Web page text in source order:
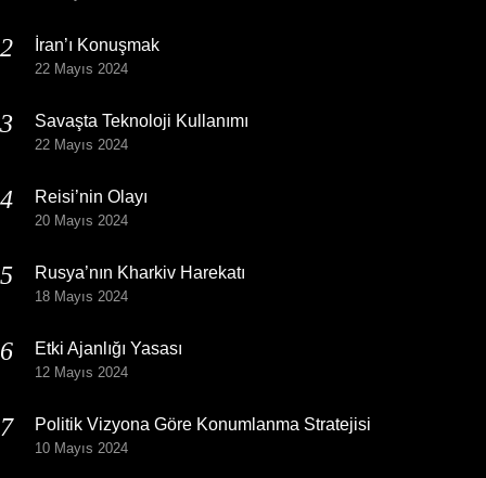
İran’ı Konuşmak
22 Mayıs 2024
Savaşta Teknoloji Kullanımı
22 Mayıs 2024
Reisi’nin Olayı
20 Mayıs 2024
Rusya’nın Kharkiv Harekatı
18 Mayıs 2024
Etki Ajanlığı Yasası
12 Mayıs 2024
Politik Vizyona Göre Konumlanma Stratejisi
10 Mayıs 2024